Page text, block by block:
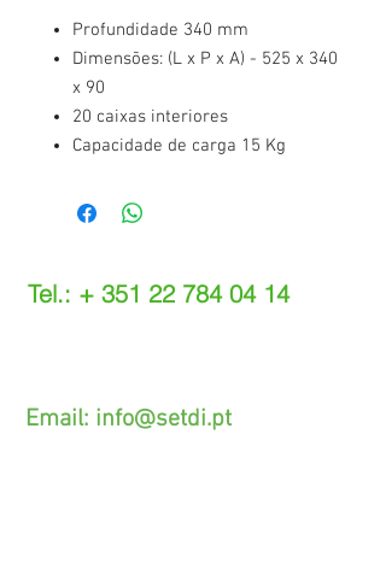
Profundidade 340 mm
Dimensões: (L x P x A) - 525 x 340
x 90
20 caixas interiores
Capacidade de carga 15 Kg
Tel.: + 351 22 784 04 14
Email: info@setdi.pt